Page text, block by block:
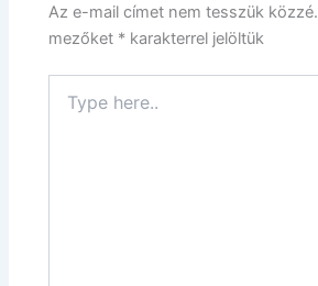
Az e-mail címet nem tesszük közzé.
mezőket * karakterrel jelöltük
here..